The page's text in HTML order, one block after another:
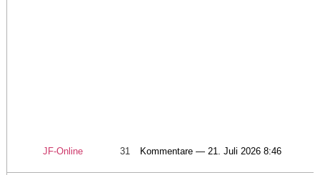
JF-Online 31 Kommentare — 21. Juli 2026 8:46